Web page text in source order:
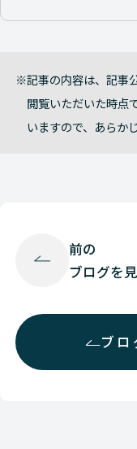
記事の内容は、記事
閲覧いただいた時点
いますので、あらか
前の
ブログを
ブ